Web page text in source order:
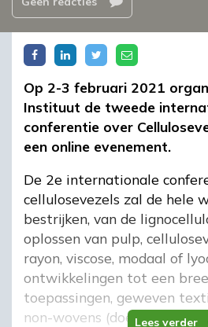
Lees verder
Op 2-3 februari 2021
Instituut de tweede
conferentie over
een online evenement.
De 2e internationale
cellulosevezels zal de hele
bestrijken, van de
oplossen van pulp,
rayon, viscose, modaal of
ontwikkelingen tot een
toepassingen, geweven
non-wovens (doekjes en